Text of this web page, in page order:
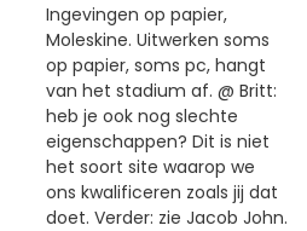
Ingevingen op papier,
Moleskine. Uitwerken soms
op papier, soms pc, hangt
van het stadium af. @ Britt:
heb je ook nog slechte
eigenschappen? Dit is niet
het soort site waarop we
ons kwalificeren zoals jij dat
doet. Verder: zie Jacob John.